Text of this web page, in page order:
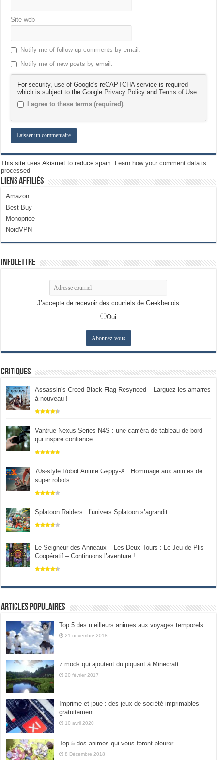
Site web
Notify me of follow-up comments by email.
Notify me of new posts by email.
For security, use of Google's reCAPTCHA service is required
which is subject to the Google Privacy Policy andTerms of Use.
I agree to these terms (required).
This site uses Akismet to reduce spam. Learn how your comment data is
processed.
Liens Affiliés
Amazon
Best Buy
Monoprice
NordVPN
Infolettre
J’accepte de recevoir des courriels de Geekbecois
Oui
Critiques
Assassin’s Creed Black Flag Resynced – Larguez les amarres
à nouveau !
Vantrue Nexus Series N4S : une caméra de tableau de bord
qui inspire confiance
70s-style Robot Anime Geppy-X : Hommage aux animes de
super robots
Splatoon Raiders : l’univers Splatoon s’agrandit
Le Seigneur des Anneaux – Les Deux Tours : Le Jeu de Plis
Coopératif – Continuons l’aventure !
Articles populaires
Top 5 des meilleurs animes aux voyages temporels
21 novembre 2018
7 mods qui ajoutent du piquant à Minecraft
20 février 2017
Imprime et joue : des jeux de société imprimables
gratuitement
10 avril 2020
Top 5 des animes qui vous feront pleurer
8 Décembre 2018